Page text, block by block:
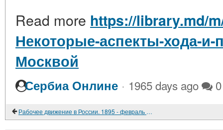
Read more https://library.md/
Некоторые-аспекты-хода-
Москвой
Сербиа Онлине · 1965 days ago 0
Рабочее движение в России. 1895 - февраль 1917 г. Хроника. Вып. VII. 1901 год